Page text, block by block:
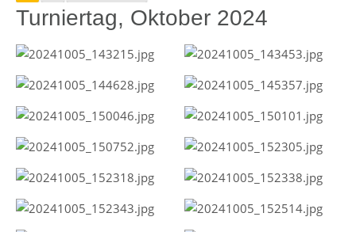
Turniertag, Oktober 2024